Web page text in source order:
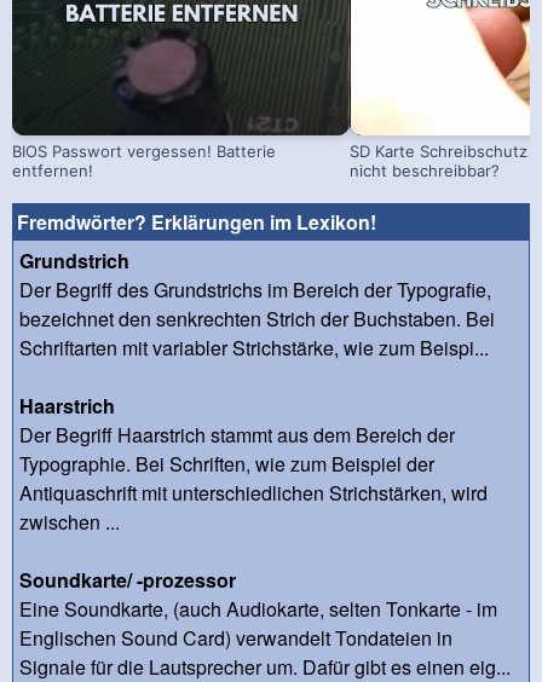
BIOS Passwort vergessen! Batterie
entfernen!
SD Karte Schreibschutz
nicht beschreibbar?
Fremdwörter? Erklärungen im Lexikon!
Grundstrich
Der Begriff des Grundstrichs im Bereich der Typografie,
bezeichnet den senkrechten Strich der Buchstaben. Bei
Schriftarten mit variabler Strichstärke, wie zum Beispi...
Haarstrich
Der Begriff Haarstrich stammt aus dem Bereich der
Typographie. Bei Schriften, wie zum Beispiel der
Antiquaschrift mit unterschiedlichen Strichstärken, wird
zwischen ...
Soundkarte/ -prozessor
Eine Soundkarte, (auch Audiokarte, selten Tonkarte - im
Englischen Sound Card) verwandelt Tondateien in
Signale für die Lautsprecher um. Dafür gibt es einen eig...